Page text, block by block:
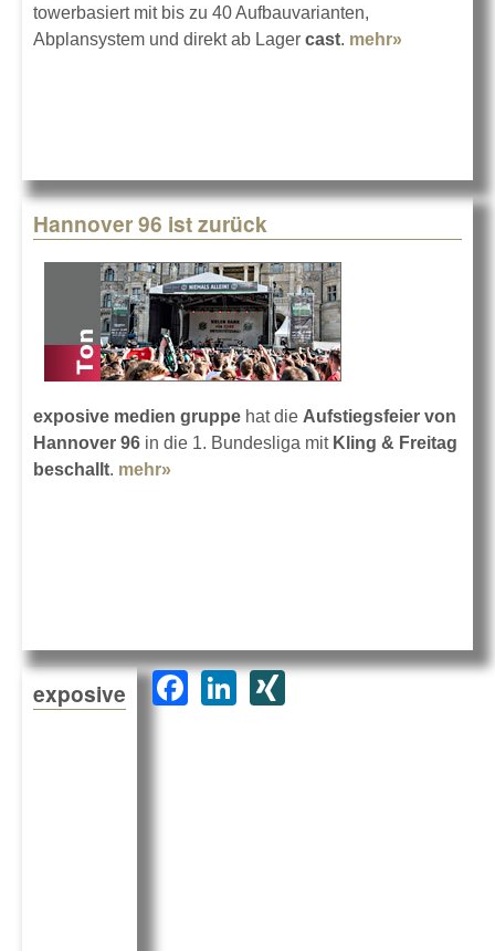
towerbasiert mit bis zu 40 Aufbauvarianten,
Abplansystem und direkt ab Lager cast. mehr»
Hannover 96 ist zurück
exposive medien gruppe hat die Aufstiegsfeier von
Hannover 96 in die 1. Bundesliga mit Kling & Freitag
beschallt. mehr»
exposive
F
Li XI